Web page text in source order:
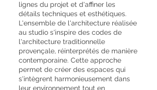
lignes du projet et d'affiner les
détails techniques et esthétiques.
L'ensemble de l'architecture réalisée
au studio s'inspire des codes de
l'architecture traditionnelle
provençale, réinterprétés de manière
contemporaine. Cette approche
permet de créer des espaces qui
s'intègrent harmonieusement dans
leur environnement tout en